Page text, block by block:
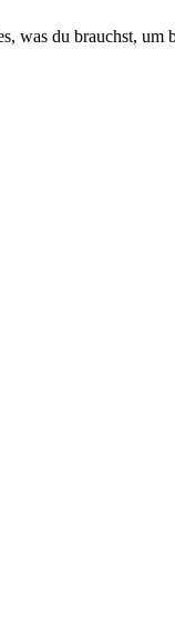
was du brauchst, um